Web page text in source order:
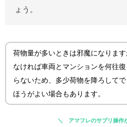
ょう。
荷物量が多いときは邪魔になりま
なければ車両とマンションを何往
らないため、多少荷物を降ろして
ほうがよい場合もあります。
アマフレのサプリ操作